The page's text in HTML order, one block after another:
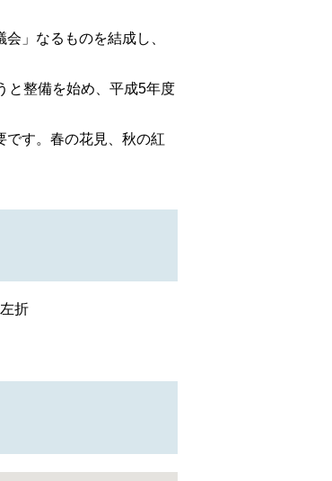
」なるものを結成し、
と整備を始め、平成5年度
です。春の花見、秋の紅
折